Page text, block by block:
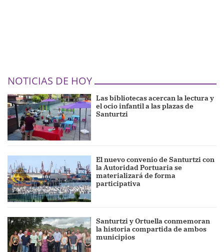
NOTICIAS DE HOY
Las bibliotecas acercan la lectura y
el ocio infantil a las plazas de
Santurtzi
El nuevo convenio de Santurtzi con
la Autoridad Portuaria se
materializará de forma
participativa
Santurtzi y Ortuella conmemoran
la historia compartida de ambos
municipios